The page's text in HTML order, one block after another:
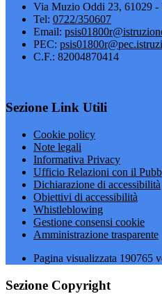
Via Muzio Oddi 23, 61029
Tel: 0722/350607
Email:
PEC:
C.F.: 82004870414
Sezione Link Utili
Cookie policy
Note legali
Informativa Privacy
Ufficio Relazioni con il
Dichiarazione di accessibilità
Obiettivi di accessibilità
Whistleblowing
Gestione consensi cookie
Amministrazione trasparente
Pagina visualizzata 190765
Sezione Copyright